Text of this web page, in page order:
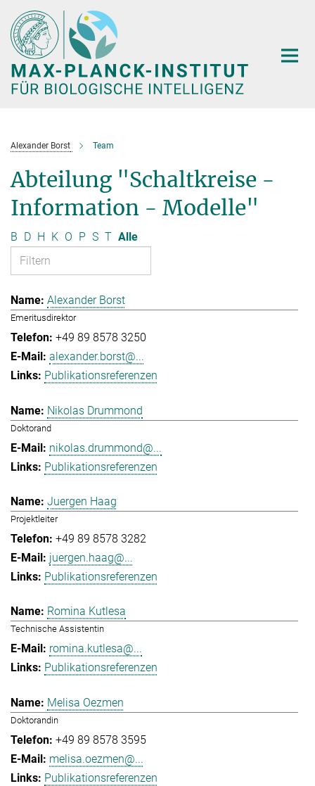
Hauptinhalt
Alexander Borst Team
Abteilung "Schaltkreise -
Information - Modelle"
B D H K O P S T Alle
Alexander Borst
Emeritusdirektor
+49 89 8578 3250
alexander.borst@...
Publikationsreferenzen
Nikolas Drummond
Doktorand
nikolas.drummond@...
Publikationsreferenzen
Juergen Haag
Projektleiter
+49 89 8578 3282
juergen.haag@...
Publikationsreferenzen
Romina Kutlesa
Technische Assistentin
romina.kutlesa@...
Publikationsreferenzen
Melisa Oezmen
Doktorandin
+49 89 8578 3595
melisa.oezmen@...
Publikationsreferenzen